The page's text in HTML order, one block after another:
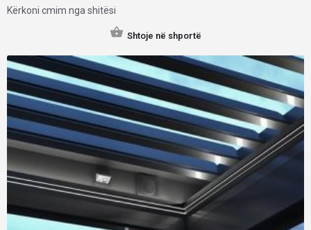
Kërkoni cmim nga shitësi
Shtoje në shportë